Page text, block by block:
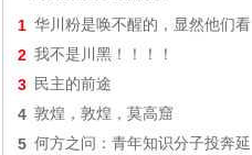
1 华川粉是唤不醒的，显然他们看
2 我不是川黑！！！！
3 民主的前途
4 敦煌，敦煌，莫高窟
5 何方之问：青年知识分子投奔延